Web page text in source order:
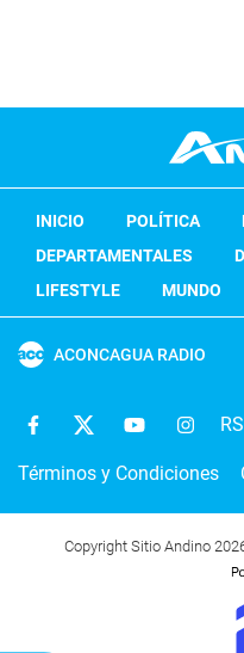
INICIO POLÍTICA
DEPARTAMENTALES
LIFESTYLE
MUNDO
ACONCAGUA RADIO
Términos y Condiciones
Copyright Sitio Andino